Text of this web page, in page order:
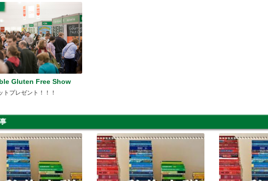
Gluten Free Show
トプレゼント！！！